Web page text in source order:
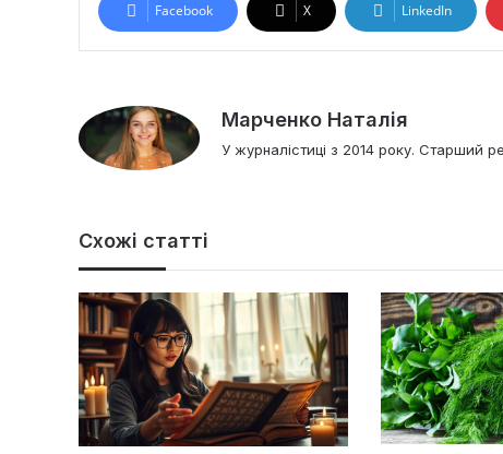
Facebook X LinkedIn
Марченко Наталія
У журналістиці з 2014 року. Старший
Схожі статті